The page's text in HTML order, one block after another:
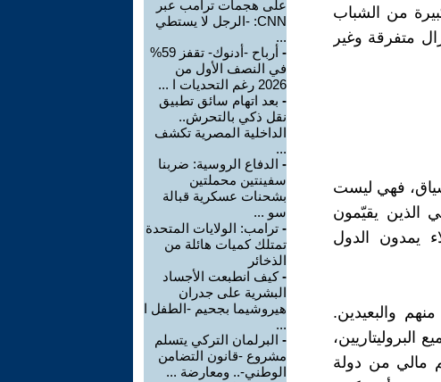
من الشباب
متفرقة وغير
فهي ليست
الذين يقيّمون
يمدون الدول
والبعيدين.
مالي من دولة
على هجمات ترامب عبر
CNN: -الرجل لا يستطي
...
-
أرباح -أدنوك- تقفز 59%
في النصف الأول من
2026 رغم التحديات ا ...
- بعد اتهام سائق تطبيق
نقل ذكي بالتحرش..
الداخلية المصرية تكشف
...
- الدفاع الروسية: ضربنا
سفينتين محملتين
بشحنات عسكرية قبالة
سو ...
- ترامب: الولايات المتحدة
تمتلك كميات هائلة من
الذخائر
-كيف انطبعت الأجساد
البشرية على جدران
هيروشيما بجحيم -الطفل ا
...
- البرلمان التركي يتسلم
مشروع -قانون التضامن
الوطني-.. ومعارضة ...